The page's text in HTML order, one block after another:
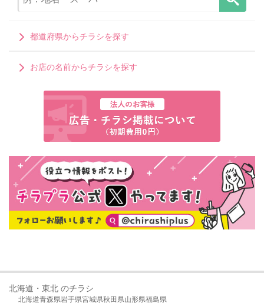
都道府県からチラシを探す
お店の名前からチラシを探す
北海道・東北 のチラシ
北海道青森県岩手県宮城県秋田県山形県福島県